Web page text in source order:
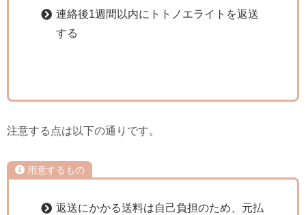
連絡後1週間以内にトトノエライトを返送
する
注意する点は以下の通りです。
用意するもの
返送にかかる送料は自己負担のため、元払